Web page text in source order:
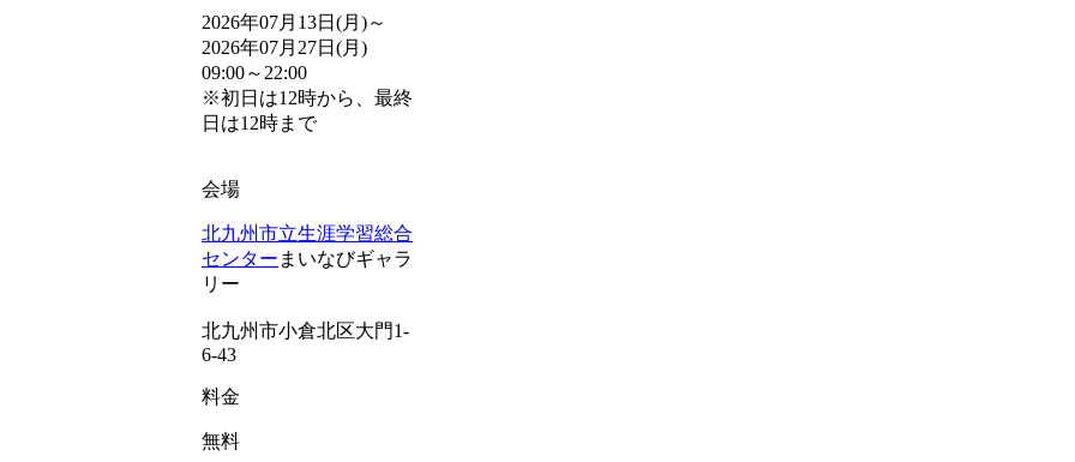
2026年07月13日(月)～
2026年07月27日(月)
09:00～22:00
※初日は12時から、最終
日は12時まで
会場
北九州市立生涯学習総合
センター まいなびギャラ
リー
北九州市小倉北区大門1-
6-43
料金
無料